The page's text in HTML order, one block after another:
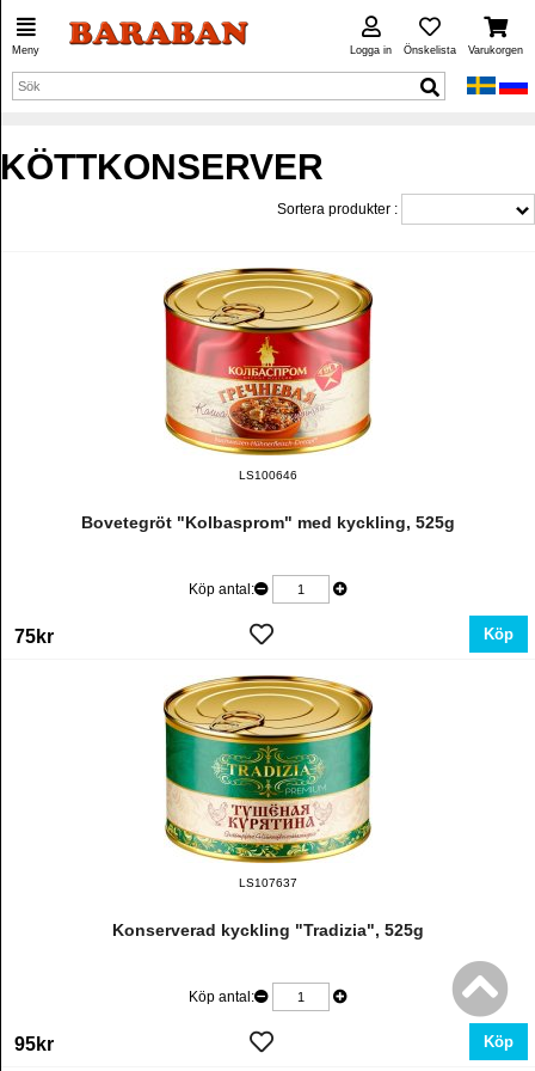
Meny Logga in Önskelista Varukorgen
KÖTTKONSERVER
Sortera produkter :
LS100646
Bovetegröt "Kolbasprom" med kyckling, 525g
Köp antal:
75kr Köp
LS107637
Konserverad kyckling "Tradizia", 525g
Köp antal:
95kr Köp